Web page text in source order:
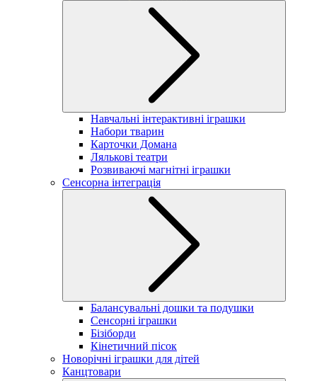
Навчальні інтерактивні іграшки
Набори тварин
Карточки Домана
Лялькові театри
Розвиваючі магнітні іграшки
Сенсорна інтеграція
Балансувальні дошки та подушки
Сенсорні іграшки
Бізіборди
Кінетичний пісок
Новорічні іграшки для дітей
Канцтовари